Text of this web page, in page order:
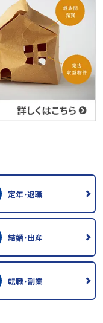
定年･退職
結婚･出産
転職･副業